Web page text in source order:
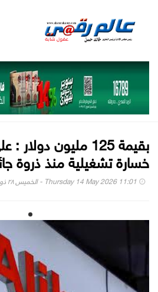
بقيمة 125 مليون
خسارة تشغيلية منذ ذروة
Thursday 14 May 2026 11:01 - الخميس ٢٨ ذو القعدة ١٤٤٧